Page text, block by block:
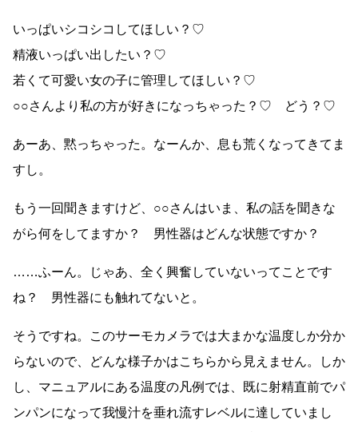
いっぱいシコシコしてほしい？♡
精液いっぱい出したい？♡
若くて可愛い女の子に管理してほしい？♡
○○さんより私の方が好きになっちゃった？♡ どう？♡
あーあ、黙っちゃった。なーんか、息も荒くなってきてま
すし。
もう一回聞きますけど、○○さんはいま、私の話を聞きな
がら何をしてますか？ 男性器はどんな状態ですか？
……ふーん。じゃあ、全く興奮していないってことです
ね？ 男性器にも触れてないと。
そうですね。このサーモカメラでは大まかな温度しか分か
らないので、どんな様子かはこちらから見えません。しか
し、マニュアルにある温度の凡例では、既に射精直前でパ
ンパンになって我慢汁を垂れ流すレベルに達していまし